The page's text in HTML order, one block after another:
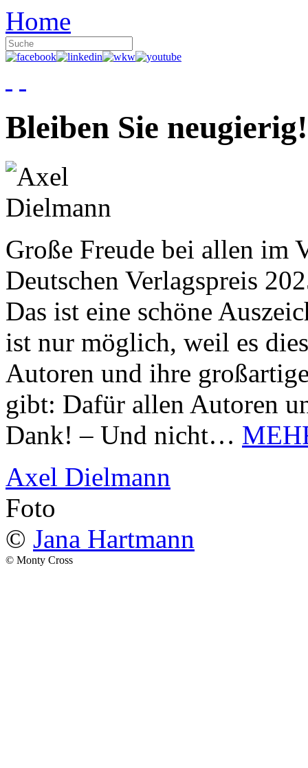
Home
Bleiben Sie neugierig!
Große Freude bei allen im
Deutschen Verlagspreis
Das ist eine schöne
ist nur möglich, weil es
Autoren und ihre
gibt: Dafür allen Autoren
Dank! – Und nicht…
Axel Dielmann
Foto
© Jana Hartmann
© Monty Cross